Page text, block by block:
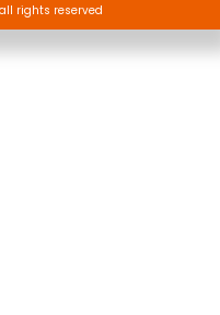
rights reserved